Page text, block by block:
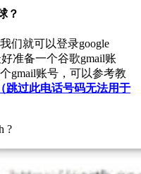
？
们就可以登录google
准备一个谷歌gmail账
gmail账号，可以参考教
跳过此电话号码无法用于
?